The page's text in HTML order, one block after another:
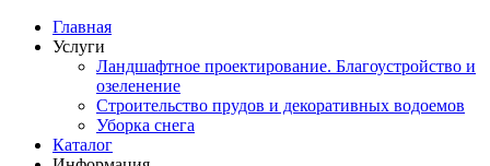
Главная
Услуги
Ландшафтное проектирование. Благоустройство и
озеленение
Строительство прудов и декоративных водоемов
Уборка снега
Каталог